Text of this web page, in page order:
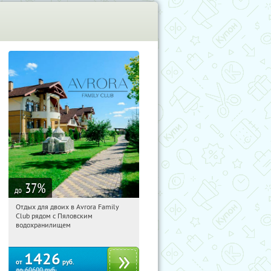
до 37%
02:33:38 Купили:
Московская обл., Мытищинский р-н,
Отдых для двоих в Avrora Family
Club рядом с Пяловским
водохранилищем
от 1426 руб.